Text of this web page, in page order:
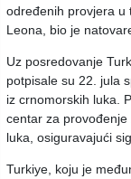
određenih provjera u
Leona, bio je
Uz posredovanje
potpisale su 22. jula
iz crnomorskih luka.
centar za
luka, osiguravajući
Turkiye, koju je